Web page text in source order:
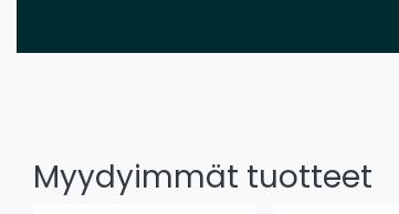
Myydyimmät tuotteet